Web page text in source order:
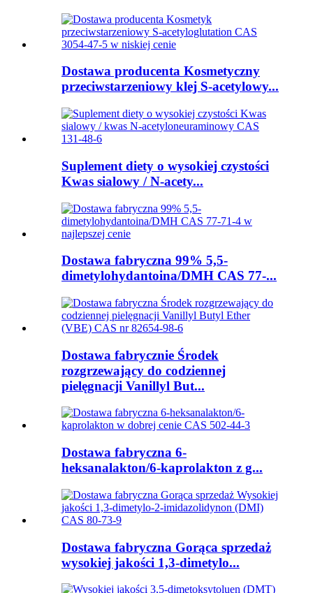
Dostawa producenta Kosmetyczny
przeciwstarzeniowy klej S-acetylowy...
Suplement diety o wysokiej czystości
Kwas sialowy / N-acety...
Dostawa fabryczna 99% 5,5-
dimetylohydantoina/DMH CAS 77-...
Dostawa fabrycznie Środek
rozgrzewający do codziennej
pielęgnacji Vanillyl But...
Dostawa fabryczna 6-
heksanalakton/6-kaprolakton z g...
Dostawa fabryczna Gorąca sprzedaż
wysokiej jakości 1,3-dimetylo...